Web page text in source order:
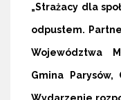
„Strażacy dla
odpustem.
Województwa
Gmina Parysów,
Wydarzenie